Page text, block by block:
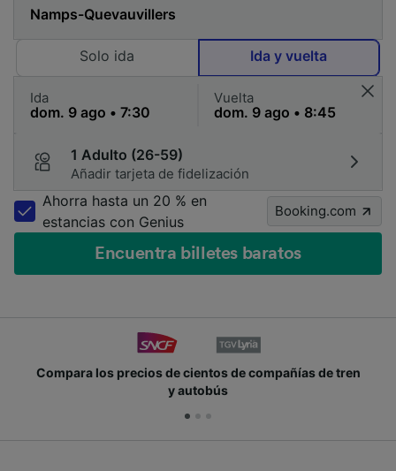
Solo ida Ida y vuelta
Ida Vuelta
1 Adulto (26-59)
Añadir tarjeta de fidelización
Ahorra hasta un 20 % en
estancias con Genius
Booking.com
Encuentra billetes baratos
compañías de tren
Únete a los millones de